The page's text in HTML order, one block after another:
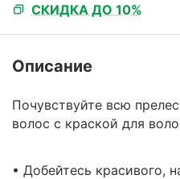
СКИДКА ДО 10%
Описание
Почувствуйте всю
волос с краской для
• Добейтесь красивого,